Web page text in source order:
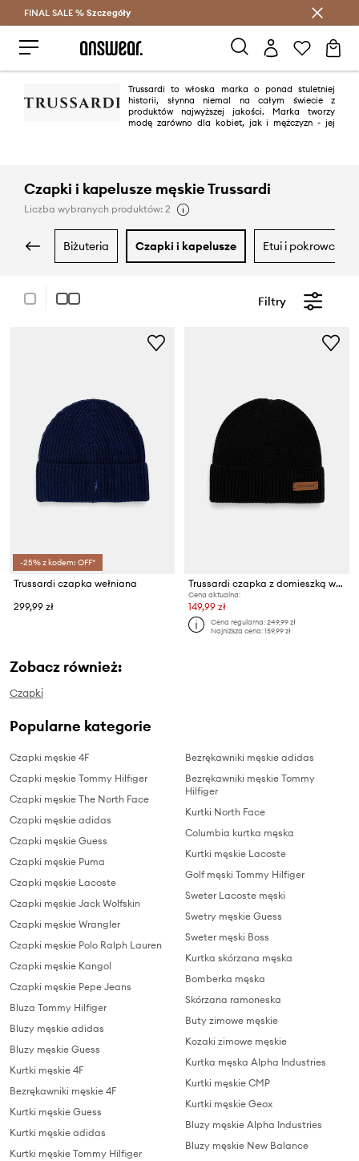
Oszczędzaj z Answear Club >
FINAL SALE % Szczegóły
Trussardi to włoska marka o ponad stuletniej
historii, słynna niemal na całym świecie z
produktów najwyższej jakości. Marka tworzy
modę zarówno dla kobiet, jak i mężczyzn - jej
Czapki i kapelusze męskie Trussardi
Liczba wybranych produktów: 2
biżuteria czapki i kapelusze etui i pokrowce
Filtry
-25% z kodem: OFF*
Trussardi czapka wełniana
299,99 zł
Trussardi czapka z domieszką wełny
Cena aktualna:
149,99 zł
Cena regularna:249,99 zł
Najniższa cena:159,99 zł
Zobacz również:
Czapki
Popularne kategorie
Czapki męskie 4F
Czapki męskie Tommy Hilfiger
Czapki męskie The North Face
Czapki męskie adidas
Czapki męskie Guess
Czapki męskie Puma
Czapki męskie Lacoste
Czapki męskie Jack Wolfskin
Czapki męskie Wrangler
Czapki męskie Polo Ralph Lauren
Czapki męskie Kangol
Czapki męskie Pepe Jeans
Bluza Tommy Hilfiger
Bluzy męskie adidas
Bluzy męskie Guess
Kurtki męskie 4F
Bezrękawniki męskie 4F
Kurtki męskie Guess
Kurtki męskie adidas
Kurtki męskie Tommy Hilfiger
Bezrękawniki męskie adidas
Bezrękawniki męskie Tommy
Hilfiger
Kurtki North Face
Columbia kurtka męska
Kurtki męskie Lacoste
Golf męski Tommy Hilfiger
Sweter Lacoste męski
Swetry męskie Guess
Sweter męski Boss
Kurtka skórzana męska
Bomberka męska
Skórzana ramoneska
Buty zimowe męskie
Kozaki zimowe męskie
Kurtka męska Alpha Industries
Kurtki męskie CMP
Kurtki męskie Geox
Bluzy męskie Alpha Industries
Bluzy męskie New Balance